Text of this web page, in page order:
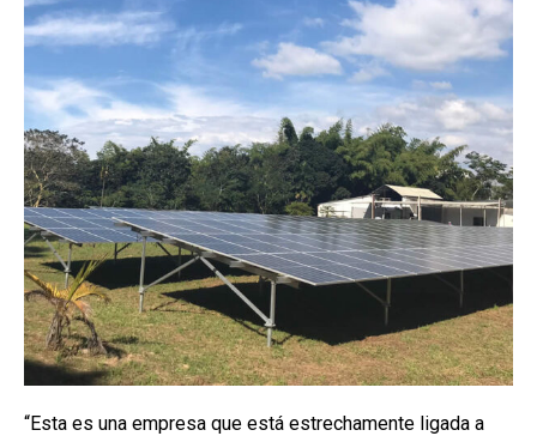
“Esta es una empresa que está estrechamente ligada a